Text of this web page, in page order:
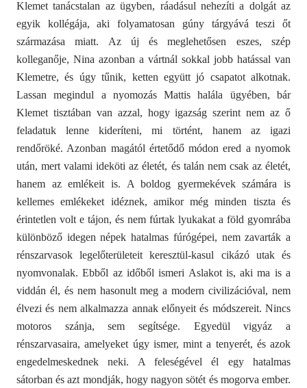
Klemet tanácstalan az ügyben, ráadásul nehezíti a dolgát az
egyik kollégája, aki folyamatosan gúny tárgyává teszi őt
származása miatt. Az új és meglehetősen eszes, szép
kolleganője, Nina azonban a vártnál sokkal jobb hatással van
Klemetre, és úgy tűnik, ketten együtt jó csapatot alkotnak.
Lassan megindul a nyomozás Mattis halála ügyében, bár
Klemet tisztában van azzal, hogy igazság szerint nem az ő
feladatuk lenne kideríteni, mi történt, hanem az igazi
rendőröké. Azonban magától értetődő módon ered a nyomok
után, mert valami ideköti az életét, és talán nem csak az életét,
hanem az emlékeit is. A boldog gyermekévek számára is
kellemes emlékeket idéznek, amikor még minden tiszta és
érintetlen volt e tájon, és nem fúrtak lyukakat a föld gyomrába
különböző idegen népek hatalmas fúrógépei, nem zavarták a
rénszarvasok legelőterületeit keresztül-kasul cikázó utak és
nyomvonalak. Ebből az időből ismeri Aslakot is, aki ma is a
viddán él, és nem hasonult meg a modern civilizációval, nem
élvezi és nem alkalmazza annak előnyeit és módszereit. Nincs
motoros szánja, sem segítsége. Egyedül vigyáz a
rénszarvasaira, amelyeket úgy ismer, mint a tenyerét, és azok
engedelmeskednek neki. A feleségével él egy hatalmas
sátorban és azt mondják, hogy nagyon sötét és mogorva ember.